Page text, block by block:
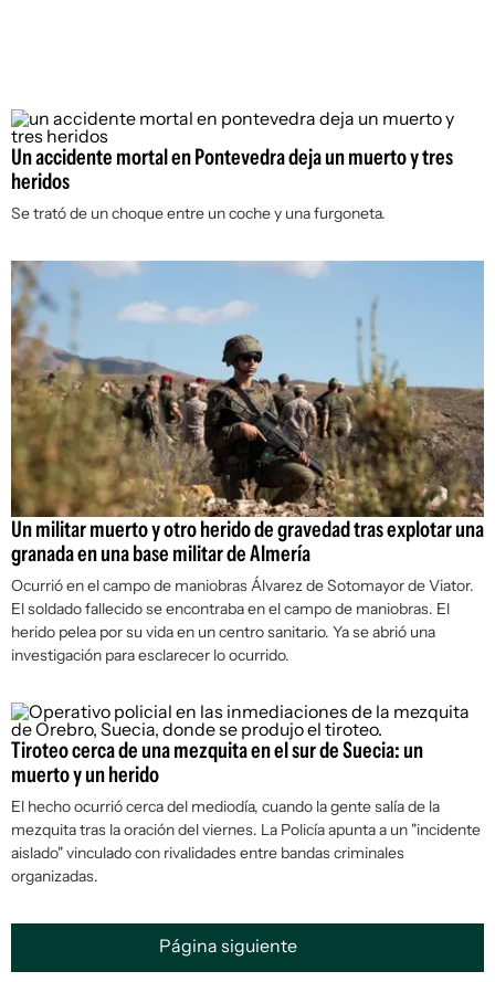
Un accidente mortal en Pontevedra deja un muerto y tres
heridos
Se trató de un choque entre un coche y una furgoneta.
Un militar muerto y otro herido de gravedad tras explotar una
granada en una base militar de Almería
Ocurrió en el campo de maniobras Álvarez de Sotomayor de Viator.
El soldado fallecido se encontraba en el campo de maniobras. El
herido pelea por su vida en un centro sanitario. Ya se abrió una
investigación para esclarecer lo ocurrido.
Tiroteo cerca de una mezquita en el sur de Suecia: un
muerto y un herido
El hecho ocurrió cerca del mediodía, cuando la gente salía de la
mezquita tras la oración del viernes. La Policía apunta a un "incidente
aislado" vinculado con rivalidades entre bandas criminales
organizadas.
Página siguiente